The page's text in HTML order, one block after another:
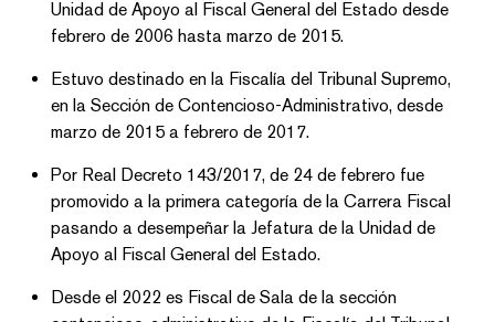
Unidad de Apoyo al Fiscal General del Estado desde
febrero de 2006 hasta marzo de 2015.
Estuvo destinado en la Fiscalía del Tribunal Supremo,
en la Sección de Contencioso-Administrativo, desde
marzo de 2015 a febrero de 2017.
Por Real Decreto 143/2017, de 24 de febrero fue
promovido a la primera categoría de la Carrera Fiscal
pasando a desempeñar la Jefatura de la Unidad de
Apoyo al Fiscal General del Estado.
Desde el 2022 es Fiscal de Sala de la sección